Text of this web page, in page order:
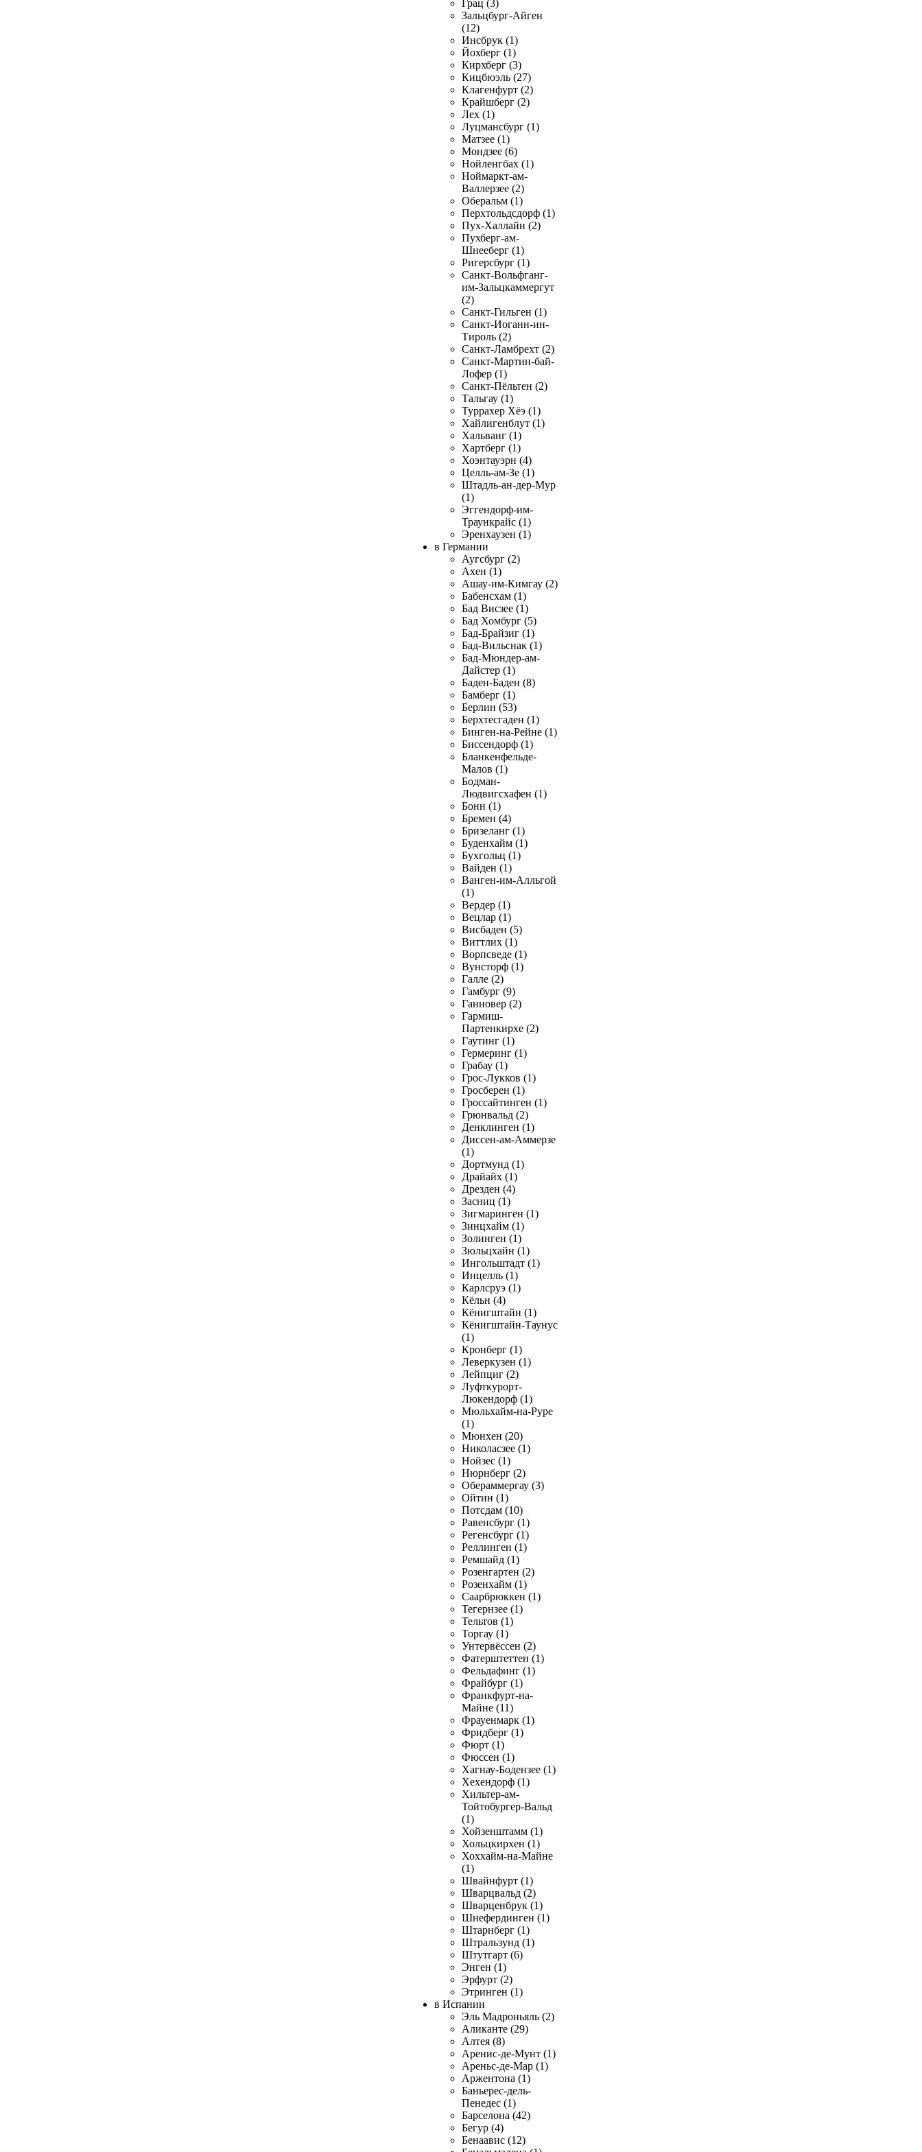
Грац (3)
Зальцбург-Айген
(12)
Инсбрук (1)
Йохберг (1)
Кирхберг (3)
Кицбюэль (27)
Клагенфурт (2)
Крайшберг (2)
Лех (1)
Луцмансбург (1)
Матзее (1)
Мондзее (6)
Нойленгбах (1)
Ноймаркт-ам-
Валлерзее (2)
Оберальм (1)
Перхтольдсдорф (1)
Пух-Халлайн (2)
Пухберг-ам-
Шнееберг (1)
Ригерсбург (1)
Санкт-Вольфганг-
им-Зальцкаммергут
(2)
Санкт-Гильген (1)
Санкт-Иоганн-ин-
Тироль (2)
Санкт-Ламбрехт (2)
Санкт-Мартин-бай-
Лофер (1)
Санкт-Пёльтен (2)
Тальгау (1)
Туррахер Хёэ (1)
Хайлигенблут (1)
Хальванг (1)
Хартберг (1)
Хоэнтауэрн (4)
Целль-ам-Зе (1)
Штадль-ан-дер-Мур
(1)
Эггендорф-им-
Траункрайс (1)
Эренхаузен (1)
в Германии
Аугсбург (2)
Ахен (1)
Ашау-им-Кимгау (2)
Бабенсхам (1)
Бад Висзее (1)
Бад Хомбург (5)
Бад-Брайзиг (1)
Бад-Вильснак (1)
Бад-Мюндер-ам-
Дайстер (1)
Баден-Баден (8)
Бамберг (1)
Берлин (53)
Берхтесгаден (1)
Бинген-на-Рейне (1)
Биссендорф (1)
Бланкенфельде-
Малов (1)
Бодман-
Людвигсхафен (1)
Бонн (1)
Бремен (4)
Бризеланг (1)
Буденхайм (1)
Бухгольц (1)
Вайден (1)
Ванген-им-Алльгой
(1)
Вердер (1)
Вецлар (1)
Висбаден (5)
Виттлих (1)
Ворпсведе (1)
Вунсторф (1)
Галле (2)
Гамбург (9)
Ганновер (2)
Гармиш-
Партенкирхе (2)
Гаутинг (1)
Гермеринг (1)
Грабау (1)
Грос-Лукков (1)
Гросберен (1)
Гроссайтинген (1)
Грюнвальд (2)
Денклинген (1)
Диссен-ам-Аммерзе
(1)
Дортмунд (1)
Драйайх (1)
Дрезден (4)
Засниц (1)
Зигмаринген (1)
Зинцхайм (1)
Золинген (1)
Зюльцхайн (1)
Ингольштадт (1)
Инцелль (1)
Карлсруэ (1)
Кёльн (4)
Кёнигштайн (1)
Кёнигштайн-Таунус
(1)
Кронберг (1)
Леверкузен (1)
Лейпциг (2)
Луфткурорт-
Люкендорф (1)
Мюльхайм-на-Руре
(1)
Мюнхен (20)
Николасзее (1)
Нойзес (1)
Нюрнберг (2)
Обераммергау (3)
Ойтин (1)
Потсдам (10)
Равенсбург (1)
Регенсбург (1)
Реллинген (1)
Ремшайд (1)
Розенгартен (2)
Розенхайм (1)
Саарбрюккен (1)
Тегернзее (1)
Тельтов (1)
Торгау (1)
Унтервёссен (2)
Фатерштеттен (1)
Фельдафинг (1)
Фрайбург (1)
Франкфурт-на-
Майне (11)
Фрауенмарк (1)
Фридберг (1)
Фюрт (1)
Фюссен (1)
Хагнау-Бодензее (1)
Хехендорф (1)
Хильтер-ам-
Тойтобургер-Вальд
(1)
Хойзенштамм (1)
Хольцкирхен (1)
Хоххайм-на-Майне
(1)
Швайнфурт (1)
Шварцвальд (2)
Шварценбрук (1)
Шнефердинген (1)
Штарнберг (1)
Штральзунд (1)
Штутгарт (6)
Энген (1)
Эрфурт (2)
Этринген (1)
в Испании
Эль Мадроньяль (2)
Аликанте (29)
Алтея (8)
Аренис-де-Мунт (1)
Ареньс-де-Мар (1)
Аржентона (1)
Баньерес-дель-
Пенедес (1)
Барселона (42)
Бегур (4)
Бенаавис (12)